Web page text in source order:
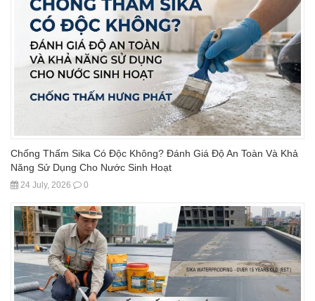
Chống Thấm Sika Có Độc Không? Đánh Giá Độ An Toàn Và Khả
Năng Sử Dụng Cho Nước Sinh Hoạt
24 July, 2026 0